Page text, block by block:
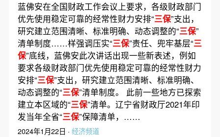
蓝佛安在全国财政工作会议上要求，各级财政部门
优先使用稳定可靠的经常性财力安排“三保”支出，
研究建立范围清晰、标准明确、动态调整的“三保”
清单制度……样强调压实“三保”责任、兜牢基层“三
保”底线，蓝佛安此次讲话出现一些新表述，例如
要求各级财政部门优先使用稳定可靠的经常性财力
安排“三保”支出，研究建立范围清晰、标准明确、
动态调整的“三保”清单制度。 此前一些地方已探索
建立本区域的“三保”清单。辽宁省财政厅2021年印
发当年全省“三保”保障清单，……
2024年1月22日 · 经济频道